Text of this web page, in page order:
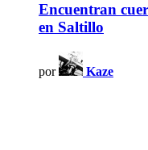
Encuentran
en Saltillo
por Kaze